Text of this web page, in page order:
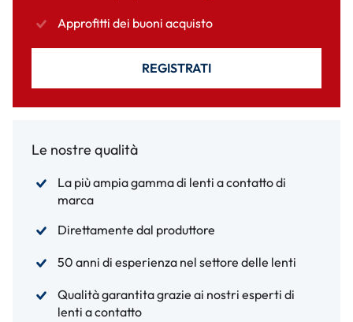
Approfitti dei buoni acquisto
REGISTRATI
Le nostre qualità
La più ampia gamma di lenti a contatto di
marca
Direttamente dal produttore
50 anni di esperienza nel settore delle lenti
Qualità garantita grazie ai nostri esperti di
lenti a contatto